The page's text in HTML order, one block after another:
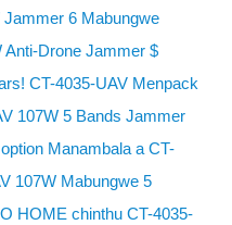
6 Mabungwe
Anti-Drone Jammer $
CT-4035-UAV Menpack
107W 5 Bands Jammer
Manambala a CT-
107W Mabungwe 5
HOME chinthu CT-4035-